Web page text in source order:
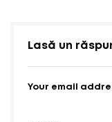
Lasă un
Your email